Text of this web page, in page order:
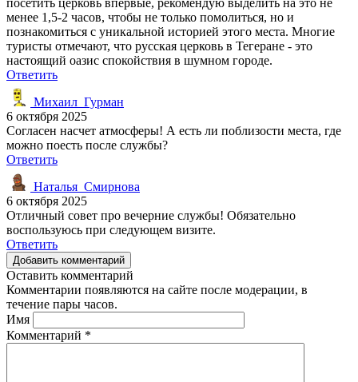
менее 1,5-2 часов, чтобы не только помолиться, но и
познакомиться с уникальной историей этого места. Многие
туристы отмечают, что русская церковь в Тегеране - это
настоящий оазис спокойствия в шумном городе.
Ответить
Михаил_Гурман
6 октября 2025
Согласен насчет атмосферы! А есть ли поблизости места, где
можно поесть после службы?
Ответить
Наталья_Смирнова
6 октября 2025
Отличный совет про вечерние службы! Обязательно
воспользуюсь при следующем визите.
Ответить
Добавить комментарий
Оставить комментарий
Комментарии появляются на сайте после модерации, в
течение пары часов.
Имя
Комментарий *